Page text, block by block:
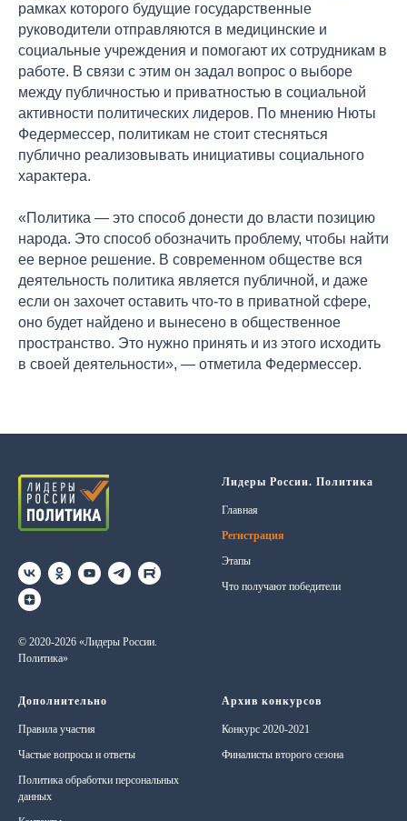
рамках которого будущие государственные
руководители отправляются в медицинские и
социальные учреждения и помогают их сотрудникам в
работе. В связи с этим он задал вопрос о выборе
между публичностью и приватностью в социальной
активности политических лидеров. По мнению Нюты
Федермессер, политикам не стоит стесняться
публично реализовывать инициативы социального
характера.
«Политика — это способ донести до власти позицию
народа. Это способ обозначить проблему, чтобы найти
ее верное решение. В современном обществе вся
деятельность политика является публичной, и даже
если он захочет оставить что-то в приватной сфере,
оно будет найдено и вынесено в общественное
пространство. Это нужно принять и из этого исходить
в своей деятельности», — отметила Федермессер.
© 2020-2026 «Лидеры России.
Политика»
Лидеры России. Политика
Главная
Регистрация
Этапы
Что получают победители
Дополнительно
Правила участия
Частые вопросы и ответы
Политика обработки персональных
данных
Архив конкурсов
Конкурс 2020-2021
Финалисты второго сезона